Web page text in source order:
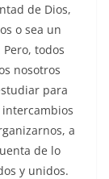
de Dios,
o sea un
todos
nosotros
para
intercambios
a
de lo
y unidos.